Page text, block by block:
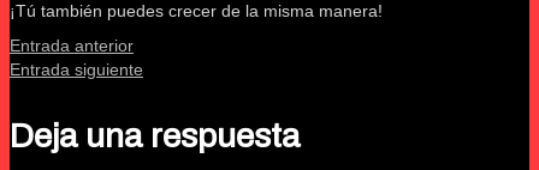
¡Tú también puedes crecer de la misma manera!
Entrada anterior
Entrada siguiente
Deja una respuesta